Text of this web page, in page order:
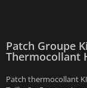
Patch Groupe
Thermocollant
Patch thermocollant